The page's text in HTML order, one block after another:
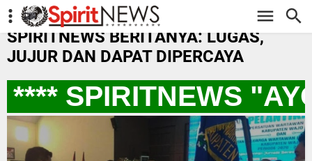
-->
SPIRITNEWS BERITANYA: LUGAS,
JUJUR DAN DAPAT DIPERCAYA
SPIRITNEWS "AYO